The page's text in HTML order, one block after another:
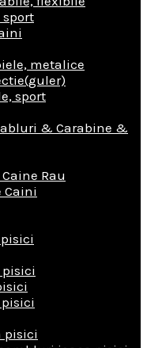
sport
metalice
sport
& Carabine &
Rau
Caini
pisici
pisici